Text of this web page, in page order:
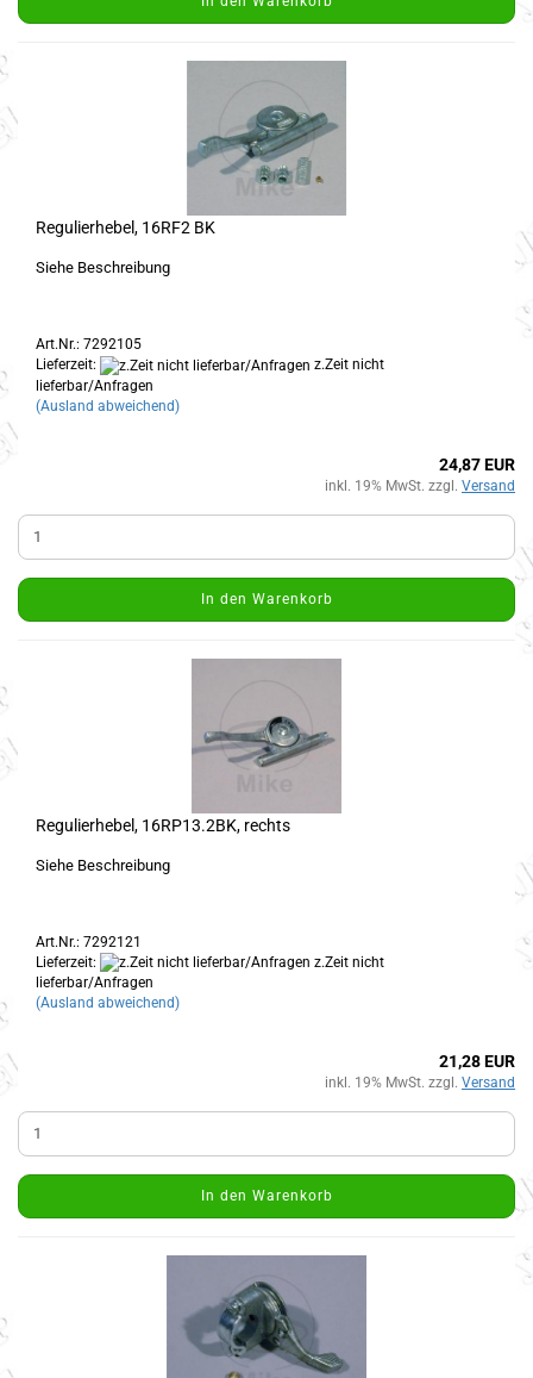
Regulierhebel, 16RF2 BK
Siehe Beschreibung
Art.Nr.: 7292105
Lieferzeit:
z.Zeit nicht
lieferbar/Anfragen
(Ausland abweichend)
24,87 EUR
inkl. 19% MwSt. zzgl. Versand
In den Warenkorb
Regulierhebel, 16RP13.2BK, rechts
Siehe Beschreibung
Art.Nr.: 7292121
Lieferzeit:
z.Zeit nicht
lieferbar/Anfragen
(Ausland abweichend)
21,28 EUR
inkl. 19% MwSt. zzgl. Versand
In den Warenkorb